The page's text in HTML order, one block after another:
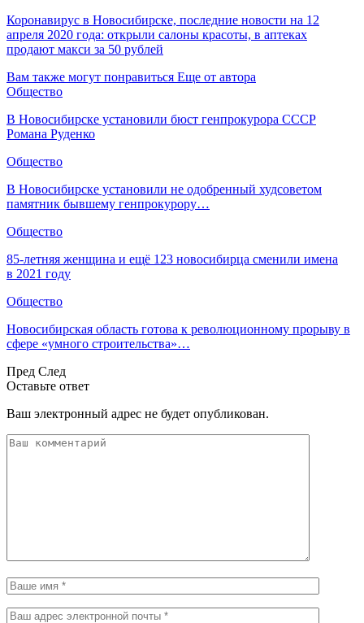
Коронавирус в Новосибирске, последние новости на 12
апреля 2020 года: открыли салоны красоты, в аптеках
продают макси за 50 рублей
Вам также могут понравиться Еще от автора
Общество
В Новосибирске установили бюст генпрокурора СССР
Романа Руденко
Общество
В Новосибирске установили не одобренный худсоветом
памятник бывшему генпрокурору…
Общество
85-летняя женщина и ещё 123 новосибирца сменили имена
в 2021 году
Общество
Новосибирская область готова к революционному прорыву в
сфере «умного строительства»…
Пред След
Оставьте ответ
Ваш электронный адрес не будет опубликован.